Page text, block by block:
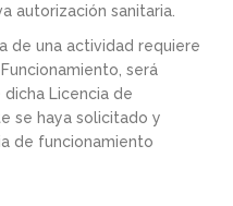
autorización sanitaria.
de una actividad requiere
será
Licencia de
se haya solicitado y
de funcionamiento